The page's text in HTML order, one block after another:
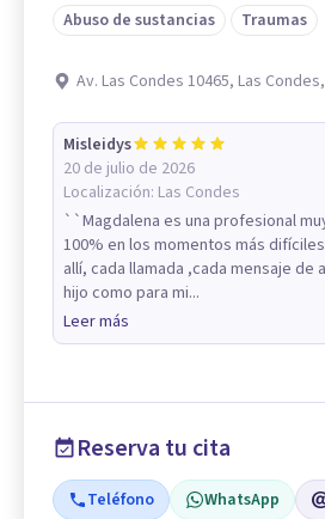
Abuso de sustancias
Traumas
Av. Las Condes 10465, Las
Misleidys
20 de julio de 2026
Localización: Las Condes
``Magdalena es una profesional
100% en los momentos más
allí, cada llamada ,cada mensaje de
hijo como para mi...
Leer más
Reserva tu cita
Teléfono WhatsApp